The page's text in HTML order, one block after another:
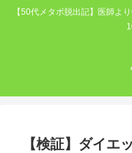
【50代メタボ脱出記】医師よ
【検証】ダイ